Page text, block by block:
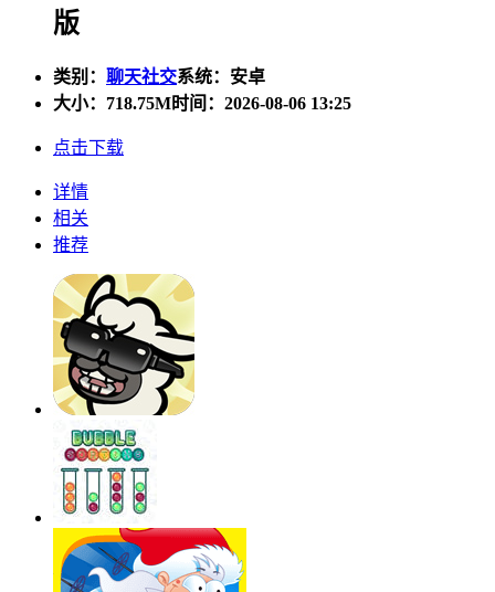
版
类别： 聊天社交系统：安卓
大小： 718.75M时间：2026-08-06 13:25
点击下载
详情
相关
推荐